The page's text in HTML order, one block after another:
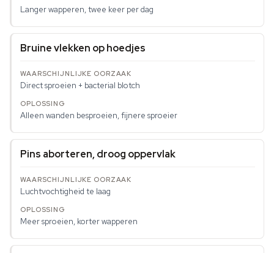
Langer wapperen, twee keer per dag
Bruine vlekken op hoedjes
Direct sproeien + bacterial blotch
Alleen wanden besproeien, fijnere sproeier
Pins aborteren, droog oppervlak
Luchtvochtigheid te laag
Meer sproeien, korter wapperen